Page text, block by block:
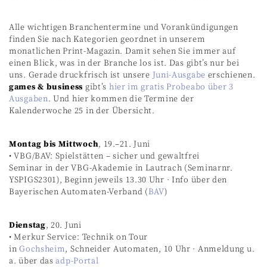
Alle wichtigen Branchentermine und Vorankündigungen
finden Sie nach Kategorien geordnet in unserem
monatlichen Print-Magazin. Damit sehen Sie immer auf
einen Blick, was in der Branche los ist. Das gibt’s nur bei
uns. Gerade druckfrisch ist unsere Juni-Ausgabe erschienen.
games & business gibt’s hier im gratis Probeabo über 3
Ausgaben. Und hier kommen die Termine der
Kalenderwoche 25 in der Übersicht.
Montag bis Mittwoch, 19.–21. Juni
• VBG/BAV: Spielstätten – sicher und gewaltfrei
Seminar in der VBG-Akademie in Lautrach (Seminarnr.
YSPIGS2301), Beginn jeweils 13.30 Uhr · Info über den
Bayerischen Automaten-Verband (BAV)
Dienstag, 20. Juni
• Merkur Service: Technik on Tour
inGochsheim, Schneider Automaten, 10 Uhr · Anmeldung u.
a. über das adp-Portal